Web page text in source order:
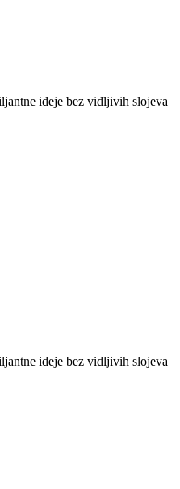
ideje bez vidljivih slojeva
ideje bez vidljivih slojeva